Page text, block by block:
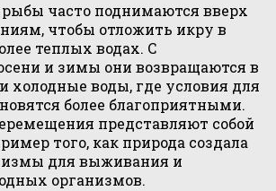
часто поднимаются вверх
чтобы отложить икру в
теплых водах. С
и зимы они возвращаются в
холодные воды, где условия для
более благоприятными.
представляют собой
того, как природа создала
для выживания и
организмов.